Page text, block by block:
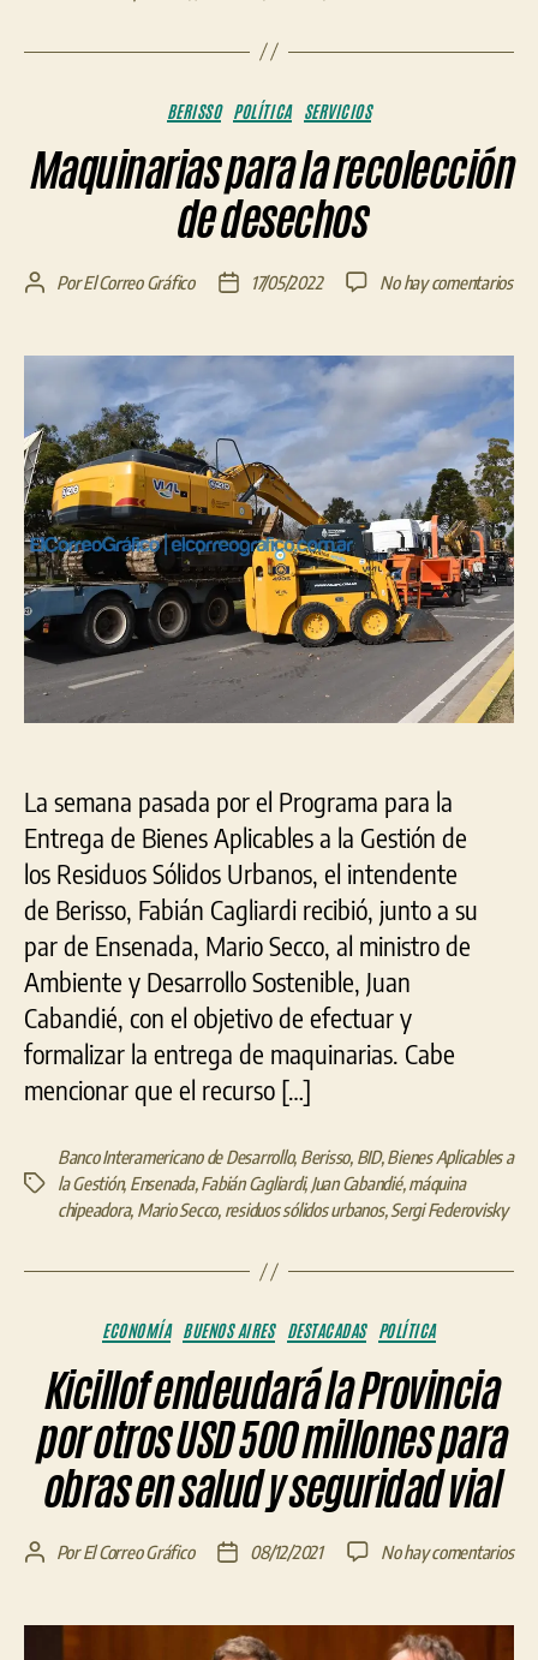
Categorías
BERISSO POLÍTICA SERVICIOS
Maquinarias para la recolección
de desechos
Autor
entrada
PorEl Correo Gráfico
Fecha
entrada
17/05/2022 No hay comentariosen
la
La semana pasada por el Programa para la
Entrega de Bienes Aplicables a la Gestión de
los Residuos Sólidos Urbanos, el intendente
de Berisso, Fabián Cagliardi recibió, junto a su
par de Ensenada, Mario Secco, al ministro de
Ambiente y Desarrollo Sostenible, Juan
Cabandié, con el objetivo de efectuar y
formalizar la entrega de maquinarias. Cabe
mencionar que el recurso […]
Etiquetas
Banco Interamericano de Desarrollo, Berisso, BID,Bienes Aplicables a
la Gestión, Ensenada,Fabián Cagliardi, Juan Cabandié,máquina
chipeadora, Mario Secco, residuos sólidos urbanos,Sergi Federovisky
Categorías
ECONOMÍA BUENOS AIRES DESTACADAS POLÍTICA
Kicillof endeudará la Provincia
por otros USD 500 millones para
obras en salud y seguridad vial
Autor
entrada
PorEl Correo Gráfico
Fecha
entrada
08/12/2021 No hay comentariosen
la